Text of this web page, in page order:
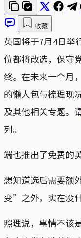
收藏
英国将于7月4日举
位都将改选，保守
终。在未来一个月
的懒人包与梳理现
及其他相关专题。
列。
端也推出了免费的
想知道选后需要额
变”之外，实在没
照理说，事情不该